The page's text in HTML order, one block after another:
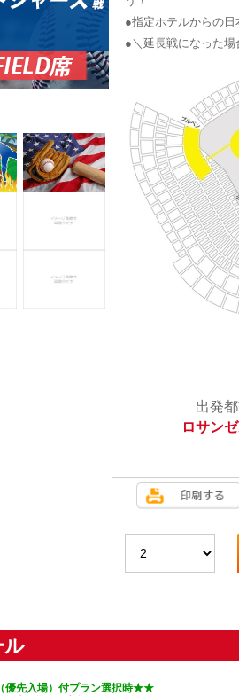
●指定ホテルからの日
●＼延長戦になった
出発
ロサン
ル
先入場）付プラン選択時★★